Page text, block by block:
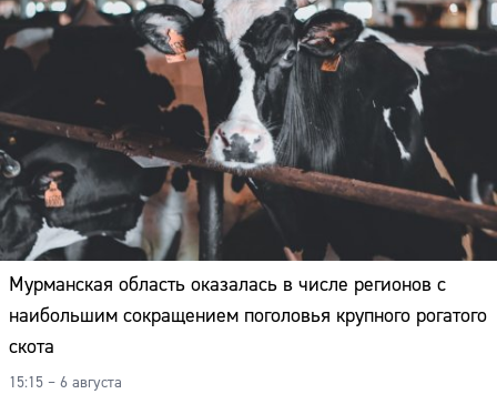
Мурманская область оказалась в числе регионов с
наибольшим сокращением поголовья крупного рогатого
скота
15:15 – 6 августа